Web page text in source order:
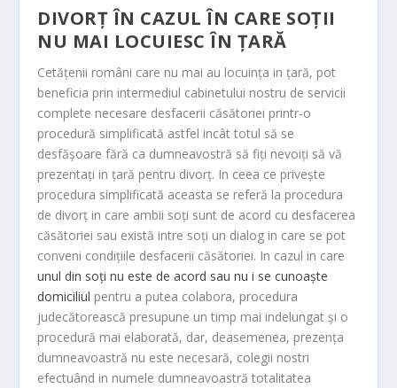
t
s
A
p
p
s
e
n
g
e
r
e
g
m
e
e
b
o
k
p
e
t
t
e
i
l
g
l
e
C
l
a
s
s
r
o
o
m
l
s
p
r
a
y
L
n
k
r
t
a
j
e
z
ă
DIVORȚ ÎN CAZUL ÎN CARE SOȚII
NU MAI LOCUIESC ÎN ȚARĂ
Cetățenii români care nu mai au locuința in țară, pot
beneficia prin intermediul cabinetului nostru de servicii
complete necesare desfacerii căsătoriei printr-o
procedură simplificată astfel incât totul să se
desfășoare fără ca dumneavostră să fiți nevoiți să vă
prezentați in țară pentru divorț. In ceea ce privește
procedura simplificată aceasta se referă la procedura
de divorț in care ambii soți sunt de acord cu desfacerea
căsătoriei sau există intre soți un dialog in care se pot
conveni condițiile desfacerii căsătoriei. In cazul in care
unul din soți nu este de acord sau nu i se cunoaște
domiciliul pentru a putea colabora, procedura
judecătorească presupune un timp mai indelungat și o
procedură mai elaborată, dar, deasemenea, prezența
dumneavoastră nu este necesară, colegii nostri
efectuând in numele dumneavoastră totalitatea